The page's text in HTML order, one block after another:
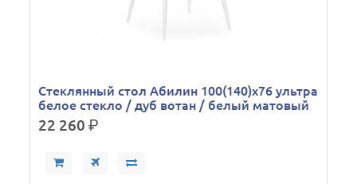
Стеклянный стол Абилин 100(140)х76 ультра
белое стекло / дуб вотан / белый матовый
22 260р.